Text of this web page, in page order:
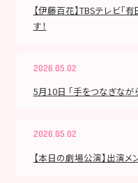
【伊藤百花】TBSテレビ「
す！
2026.05.02
5月10日 「手をつなぎなが
2026.05.02
【本日の劇場公演】出演